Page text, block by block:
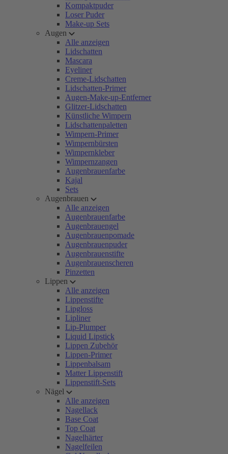
Kompaktpuder
Loser Puder
Make-up Sets
Augen
Alle anzeigen
Lidschatten
Mascara
Eyeliner
Creme-Lidschatten
Lidschatten-Primer
Augen-Make-up-Entferner
Glitzer-Lidschatten
Künstliche Wimpern
Lidschattenpaletten
Wimpern-Primer
Wimpernbürsten
Wimpernkleber
Wimpernzangen
Augenbrauenfarbe
Kajal
Sets
Augenbrauen
Alle anzeigen
Augenbrauenfarbe
Augenbrauengel
Augenbrauenpomade
Augenbrauenpuder
Augenbrauenstifte
Augenbrauenscheren
Pinzetten
Lippen
Alle anzeigen
Lippenstifte
Lipgloss
Lipliner
Lip-Plumper
Liquid Lipstick
Lippen Zubehör
Lippen-Primer
Lippenbalsam
Matter Lippenstift
Lippenstift-Sets
Nägel
Alle anzeigen
Nagellack
Base Coat
Top Coat
Nagelhärter
Nagelfeilen